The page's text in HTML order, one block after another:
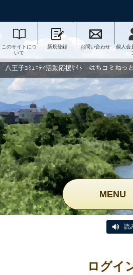
このサイトにつ
いて
新規登録 お問い合わせ
個人会
八王子ｺﾐｭﾆﾃｨ活動応援ｻｲﾄ はちコミねっと
MENU
読
ログイ